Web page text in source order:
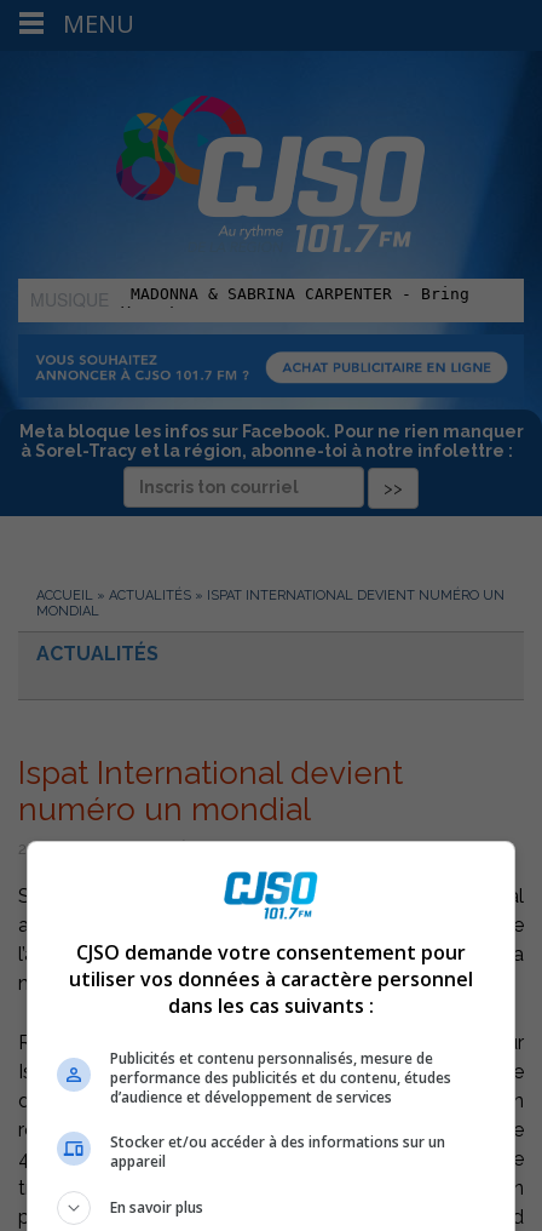
MUSIQUE
:
Meta bloque les infos sur Facebook. Pour ne rien manquer
à Sorel-Tracy et la région, abonne-toi à notre infolettre :
ACCUEIL » ACTUALITÉS »
ISPAT INTERNATIONAL DEVIENT NUMÉRO UN
MONDIAL
ACTUALITÉS
Ispat International devient
numéro un mondial
26 octobre 2004 | Par Équipe CJSO
Sorel-Tracy – La société néerlandaise Ispat International
a annoncé lundi l’acquisition pour 4,5 milliards US de
l’américaine International Steel Group, ce qui en fait la
numéro un mondial de la sidérurgie.
Rappelons que Ispat exploite l’usine de Contrecoeur
Ispat Sidbec qui devrait également bénéficier de la forte
demande chinoise d’acier et de l’envolée des prix qui en
résulte. Les prix des aciers plats laminés ont grimpé de
40% au premier trimestre et d’un autre 20% au quatrième
trimestre 2004. Après avoir perdu 10 millions US l’an
passé Ispat International annonce un bénéfice net record
MENU
CJSO demande votre consentement pour
utiliser vos données à caractère personnel
dans les cas suivants :
Publicités et contenu personnalisés, mesure de
performance des publicités et du contenu, études
d’audience et développement de services
Stocker et/ou accéder à des informations sur un
appareil
En savoir plus